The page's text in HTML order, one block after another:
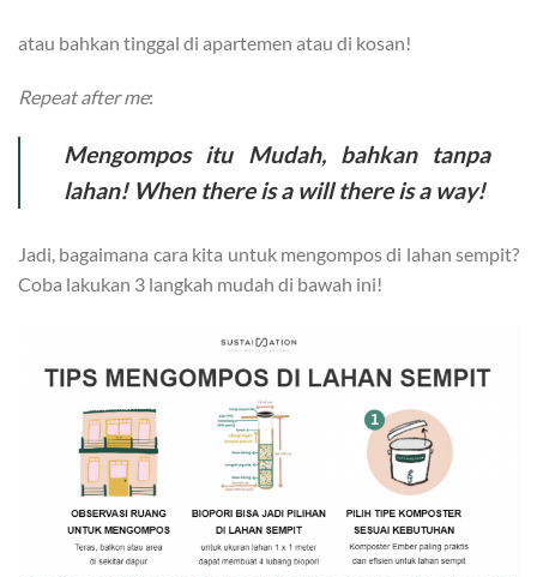
atau bahkan tinggal di apartemen atau di kosan!
Repeat after me:
Mengompos itu Mudah, bahkan tanpa
lahan!When there is a will there is a way!
Jadi, bagaimana cara kita untuk mengompos di lahan sempit?
Coba lakukan 3 langkah mudah di bawah ini!